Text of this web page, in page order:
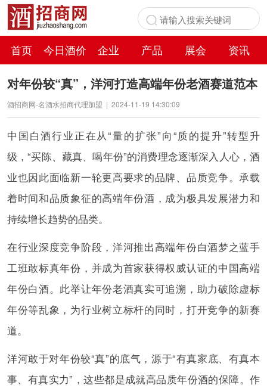
首页 今日酒价 企业 产品 展会
资讯
百科
对年份较“真”，洋河打造高端年份老酒赛道范本
酒招商网-名酒水招商代理加盟 | 2024-11-19 14:30:09
中国白酒行业正在从“量的扩张”向“质的提升”转型升
级，“买陈、藏真、喝年份”的消费理念逐渐深入人心，酒
业也因此面临新一轮更高要求的品牌、品质竞争。承载
着时间和品质象征的高端年份酒，成为极具发展潜力和
持续增长趋势的品类。
在行业深度竞争阶段，洋河推出高端年份白酒梦之蓝手
工班敢标真年份，并成为首家获得权威认证的中国高端
年份白酒。此举让年份老酒真实可追溯，助力破除虚标
年份等乱象，为行业树立标杆的同时，打开竞争的新赛
道。
洋河敢于对年份较“真”的底气，源于“有真家底、有真本
事、有真实力”，这些都是成就高品质年份酒的保障。作